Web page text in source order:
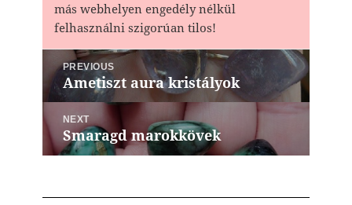
más webhelyen engedély nélkül
felhasználni szigorúan tilos!
Bejegyzés
navigáció
PREVIOUS
Previous
post:
Ametiszt aura kristályok
NEXT
Next
post:
Smaragd marokkövek